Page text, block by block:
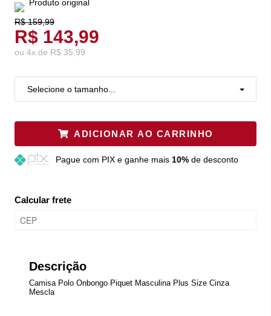
Produto original
R$ 159,99
R$ 143,99
ou 4x de R$ 35,99
Selecione o tamanho...
ADICIONAR AO CARRINHO
Pague com PIX e ganhe mais 10%de desconto
Calcular frete
Descrição
Camisa Polo Onbongo Piquet Masculina Plus Size Cinza
Mescla